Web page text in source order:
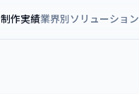
制作実績業界別ソリューション